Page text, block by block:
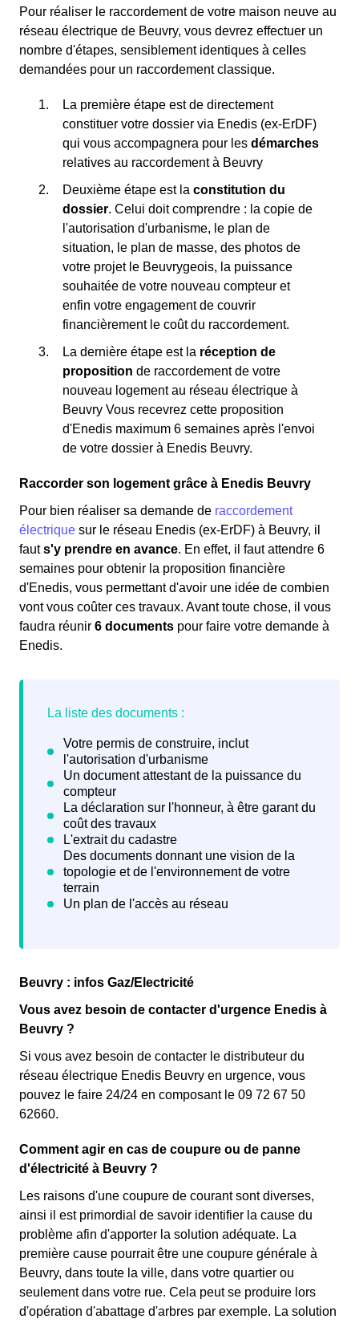
Pour réaliser le raccordement de votre maison neuve au
réseau électrique de Beuvry, vous devrez effectuer un
nombre d'étapes, sensiblement identiques à celles
demandées pour un raccordement classique.
La première étape est de directement
constituer votre dossier via Enedis (ex-ErDF)
qui vous accompagnera pour les démarches
relatives au raccordement à Beuvry
Deuxième étape est la constitution du
dossier. Celui doit comprendre : la copie de
l'autorisation d'urbanisme, le plan de
situation, le plan de masse, des photos de
votre projet le Beuvrygeois, la puissance
souhaitée de votre nouveau compteur et
enfin votre engagement de couvrir
financièrement le coût du raccordement.
La dernière étape est la réception de
proposition de raccordement de votre
nouveau logement au réseau électrique à
Beuvry Vous recevrez cette proposition
d'Enedis maximum 6 semaines après l'envoi
de votre dossier à Enedis Beuvry.
Raccorder son logement grâce à Enedis Beuvry
Pour bien réaliser sa demande de raccordement
électrique sur le réseau Enedis (ex-ErDF) à Beuvry, il
fauts'y prendre en avance. En effet, il faut attendre 6
semaines pour obtenir la proposition financière
d'Enedis, vous permettant d'avoir une idée de combien
vont vous coûter ces travaux. Avant toute chose, il vous
faudra réunir 6 documents pour faire votre demande à
Enedis.
Beuvry : infos Gaz/Electricité
Vous avez besoin de contacter d'urgence Enedis à
Beuvry ?
Si vous avez besoin de contacter le distributeur du
réseau électrique Enedis Beuvry en urgence, vous
pouvez le faire 24/24 en composant le 09 72 67 50
62660.
Comment agir en cas de coupure ou de panne
d'électricité à Beuvry ?
Les raisons d'une coupure de courant sont diverses,
ainsi il est primordial de savoir identifier la cause du
problème afin d'apporter la solution adéquate. La
première cause pourrait être une coupure générale à
Beuvry, dans toute la ville, dans votre quartier ou
seulement dans votre rue. Cela peut se produire lors
d'opération d'abattage d'arbres par exemple. La solution